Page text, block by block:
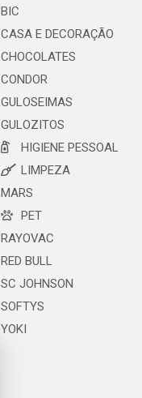
BIC
CASA E DECORAÇÃO
CHOCOLATES
CONDOR
GULOSEIMAS
GULOZITOS
HIGIENE PESSOAL
LIMPEZA
MARS
PET
RAYOVAC
RED BULL
SC JOHNSON
SOFTYS
YOKI